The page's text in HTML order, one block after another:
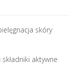
skóry
skóry
aktywne